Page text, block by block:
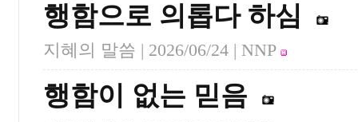
행함으로 의롭다 하심
지혜의 말씀 | 2026/06/24 | NNP
행함이 없는 믿음